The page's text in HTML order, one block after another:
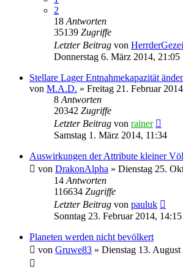
2
18 Antworten
35139 Zugriffe
Letzter Beitrag von
Donnerstag 6. März 2014, 21:05
Stellare Lager Entnahmekapazität
von M.A.D. » Freitag 21. Februar
8 Antworten
20342 Zugriffe
Letzter Beitrag von rainer
Samstag 1. März 2014, 11:34
Auswirkungen der Attribute kleiner
von DrakonAlpha » Dienstag 25.
14 Antworten
116634 Zugriffe
Letzter Beitrag von pauluk
Sonntag 23. Februar 2014, 14:15
Planeten werden nicht bevölkert
von Gruwe83 » Dienstag 13.